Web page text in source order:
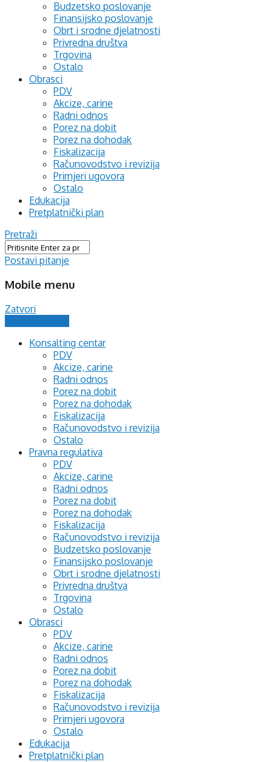
Budzetsko poslovanje
Finansijsko poslovanje
Obrt i srodne djelatnosti
Privredna društva
Trgovina
Ostalo
Obrasci
PDV
Akcize, carine
Radni odnos
Porez na dobit
Porez na dohodak
Fiskalizacija
Računovodstvo i revizija
Primjeri ugovora
Ostalo
Edukacija
Pretplatnički plan
Pretraži
Postavi pitanje
Mobile menu
Zatvori
Konsalting centar
PDV
Akcize, carine
Radni odnos
Porez na dobit
Porez na dohodak
Fiskalizacija
Računovodstvo i revizija
Ostalo
Pravna regulativa
PDV
Akcize, carine
Radni odnos
Porez na dobit
Porez na dohodak
Fiskalizacija
Računovodstvo i revizija
Budzetsko poslovanje
Finansijsko poslovanje
Obrt i srodne djelatnosti
Privredna društva
Trgovina
Ostalo
Obrasci
PDV
Akcize, carine
Radni odnos
Porez na dobit
Porez na dohodak
Fiskalizacija
Računovodstvo i revizija
Primjeri ugovora
Ostalo
Edukacija
Pretplatnički plan